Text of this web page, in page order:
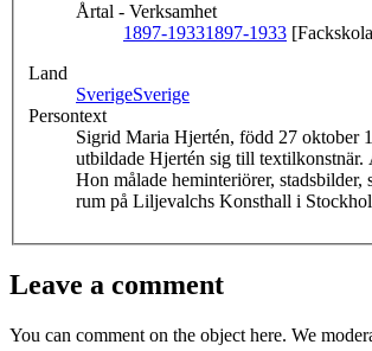
Årtal - Verksamhet
1897-19331897-1933
Land
SverigeSverige
Persontext
Sigrid Maria Hjertén, född 27 oktober
utbildade Hjertén sig till textilkonstnär.
Hon målade heminteriörer,
rum på Liljevalchs Konsthall i
Leave a comment
You can comment on the object here. We